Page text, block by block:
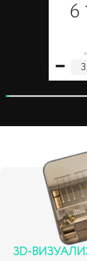
6
3D-